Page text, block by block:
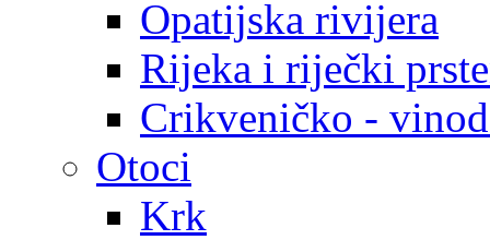
Opatijska rivijera
Rijeka i riječki
Crikveničko -
Otoci
Krk